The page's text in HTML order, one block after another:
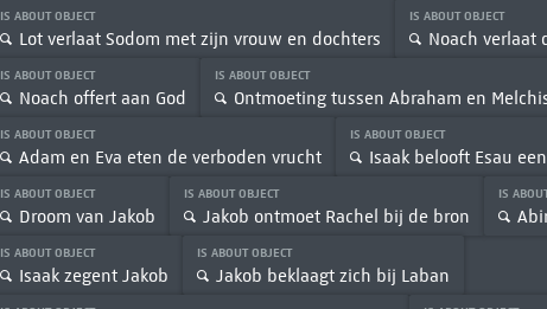
IS ABOUT OBJECT
Lot verlaat Sodom met zijn vrouw en dochters
IS ABOUT OBJECT
Noach verlaat
IS ABOUT OBJECT
Noach offert aan God
IS ABOUT OBJECT
Ontmoeting tussen Abraham en
IS ABOUT OBJECT
Adam en Eva eten de verboden vrucht
IS ABOUT OBJECT
Isaak belooft Esau
IS ABOUT OBJECT
Droom van Jakob
IS ABOUT OBJECT
Jakob ontmoet Rachel bij de bron
IS
IS ABOUT OBJECT
Isaak zegent Jakob
IS ABOUT OBJECT
Jakob beklaagt zich bij Laban